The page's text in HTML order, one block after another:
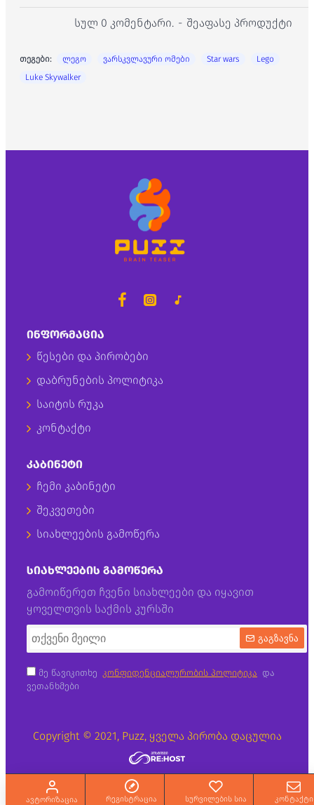
სულ 0 კომენტარი. - შეაფასე პროდუქტი
თეგები: ლეგო ვარსკვლავური ომები Star wars
Lego
Luke Skywalker
ᲘᲜᲤᲝᲠᲛᲐᲪᲘᲐ
წესები და პირობები
დაბრუნების პოლიტიკა
საიტის რუკა
კონტაქტი
ᲙᲐᲑᲘᲜᲔᲢᲘ
ჩემი კაბინეტი
შეკვეთები
სიახლეების გამოწერა
ᲡᲘᲐᲮᲚᲔᲔᲑᲘᲡ ᲒᲐᲛᲝᲬᲔᲠᲐ
გამოიწერეთ ჩვენი სიახლეები და იყავით
ყოველთვის საქმის კურსში
გაგზავნა
მე წავიკითხე კონფიდენციალურობის პოლიტიკა და
ვეთანხმები
Copyright © 2021, Puzz, ყველა პირობა დაცულია
ავტორიზაცია რეგისტრაცია სურვილების სია კონტაქტი